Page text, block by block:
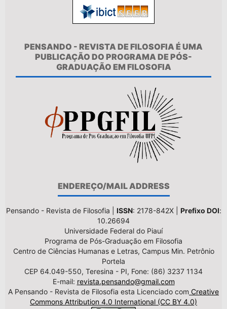
PENSANDO - REVISTA DE FILOSOFIA É UMA
PUBLICAÇÃO DO PROGRAMA DE PÓS-
GRADUAÇÃO EM FILOSOFIA
ENDEREÇO/MAIL ADDRESS
Pensando - Revista de Filosofia | ISSN: 2178-842X | Prefixo DOI:
10.26694
Universidade Federal do Piauí
Programa de Pós-Graduação em Filosofia
Centro de Ciências Humanas e Letras, Campus Min. Petrônio
Portela
CEP 64.049-550, Teresina - PI, Fone: (86) 3237 1134
E-mail: revista.pensando@gmail.com
A Pensando - Revista de Filosofia esta Licenciado com Creative
Commons Attribution 4.0 International (CC BY 4.0)